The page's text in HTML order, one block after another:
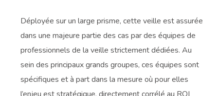
Déployée sur un large prisme, cette veille est assurée
dans une majeure partie des cas par des équipes de
professionnels de la veille strictement dédiées. Au
sein des principaux grands groupes, ces équipes sont
spécifiques et à part dans la mesure où pour elles